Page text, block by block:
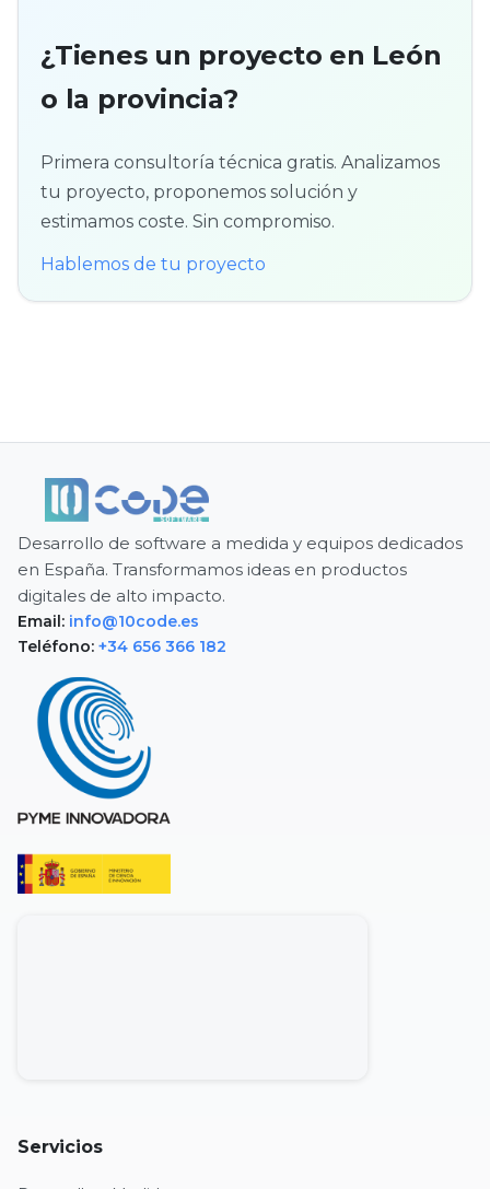
¿Tienes un proyecto en León
o la provincia?
Primera consultoría técnica gratis. Analizamos
tu proyecto, proponemos solución y
estimamos coste. Sin compromiso.
Hablemos de tu proyecto
Desarrollo de software a medida y equipos dedicados
en España. Transformamos ideas en productos
digitales de alto impacto.
Email: info@10code.es
Teléfono: +34 656 366 182
Servicios